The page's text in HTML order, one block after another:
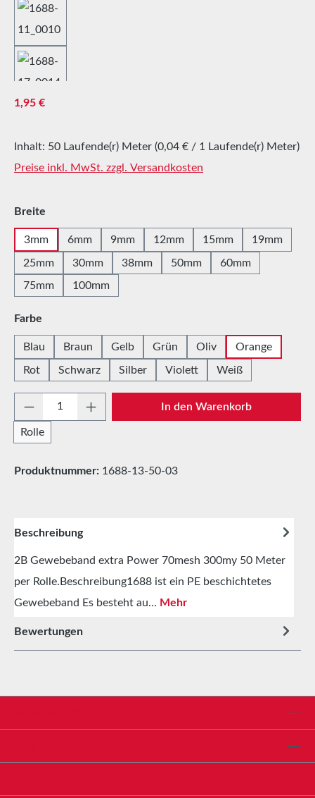
Regulärer Preis:
1,95 €
Inhalt: 50 Laufende(r) Meter (0,04 € / 1 Laufende(r) Meter)
Preise inkl. MwSt. zzgl. Versandkosten
Breite
3mm 6mm 9mm 12mm 15mm 19mm
25mm 30mm 38mm 50mm
60mm
75mm
100mm
Farbe
Blau Braun Gelb Grün Oliv Orange
Rot Schwarz Silber Violett Weiß
Produkt Anzahl: Gib den gewünschten
Rolle
In den Warenkorb
Produktnummer: 1688-13-50-03
Beschreibung
2B Gewebeband extra Power 70mesh 300my 50 Meter
per Rolle.Beschreibung1688 ist ein PE beschichtetes
Gewebeband Es besteht au… Mehr
Bewertungen